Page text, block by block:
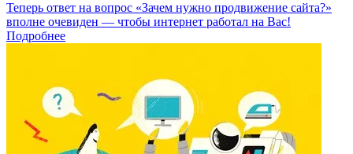
Теперь ответ на вопрос «Зачем нужно продвижение сайта?»
вполне очевиден — чтобы интернет работал на Вас!
Подробнее